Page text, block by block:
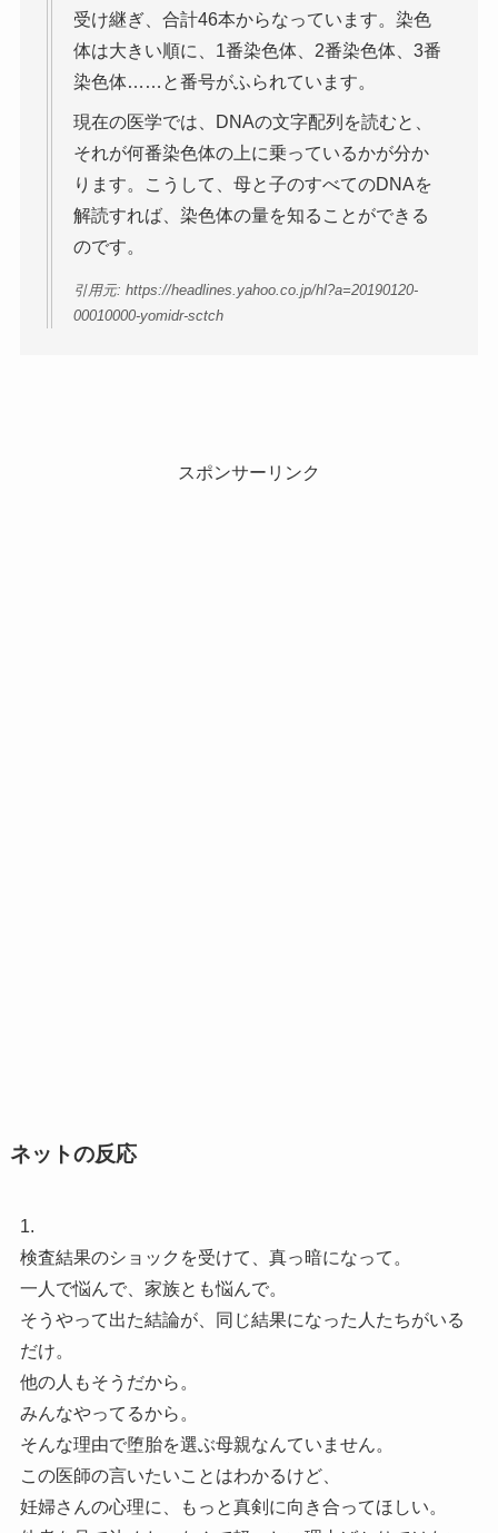
受け継ぎ、合計46本からなっています。染色
体は大きい順に、1番染色体、2番染色体、3番
染色体……と番号がふられています。
現在の医学では、DNAの文字配列を読むと、
それが何番染色体の上に乗っているかが分か
ります。こうして、母と子のすべてのDNAを
解読すれば、染色体の量を知ることができる
のです。
引用元: https://headlines.yahoo.co.jp/hl?a=20190120-
00010000-yomidr-sctch
スポンサーリンク
ネットの反応
1.
検査結果のショックを受けて、真っ暗になって。
一人で悩んで、家族とも悩んで。
そうやって出た結論が、同じ結果になった人たちがいる
だけ。
他の人もそうだから。
みんなやってるから。
そんな理由で堕胎を選ぶ母親なんていません。
この医師の言いたいことはわかるけど、
妊婦さんの心理に、もっと真剣に向き合ってほしい。